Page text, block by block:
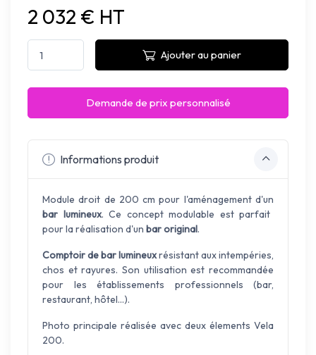
2 032 € HT
Ajouter au panier
Demande de prix personnalisé
Informations produit
Module droit de 200 cm pour l'aménagement d'un
bar lumineux. Ce concept modulable est parfait
pour la réalisation d'un bar original.
Comptoir de bar lumineuxrésistant aux intempéries,
chos et rayures. Son utilisation est recommandée
pour les établissements professionnels (bar,
restaurant, hôtel...).
Photo principale réalisée avec deux élements Vela
200.